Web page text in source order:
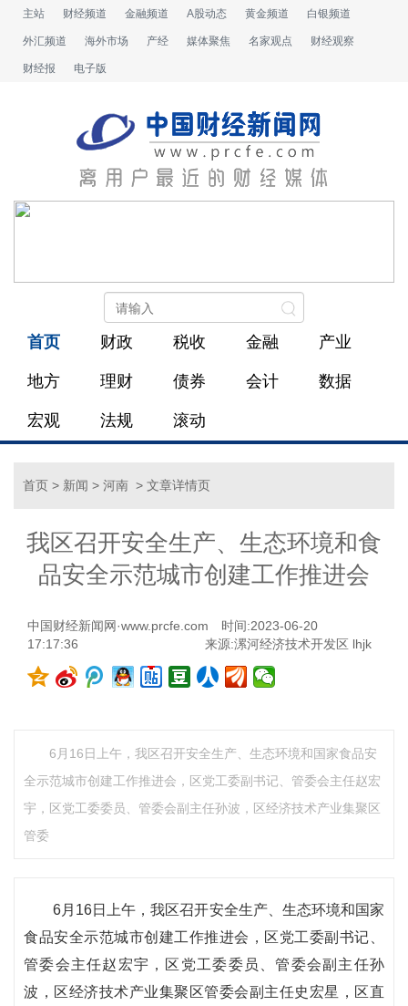
主站 财经频道 金融频道 A股动态 黄金频道 白银频道
外汇频道 海外市场 产经 媒体聚焦 名家观点 财经观察
财经报 电子版
首页 财政 税收 金融 产业
地方 理财 债券 会计 数据
宏观 法规 滚动
首页 > 新闻 > 河南 > 文章详情页
我区召开安全生产、生态环境和食
品安全示范城市创建工作推进会
中国财经新闻网·www.prcfe.com
时间:2023-06-20
17:17:36
来源:漯河经济技术开发区 lhjk
6月16日上午，我区召开安全生产、生态环境和国家食品安
全示范城市创建工作推进会，区党工委副书记、管委会主任赵宏
宇，区党工委委员、管委会副主任孙波，区经济技术产业集聚区
管委
6月16日上午，我区召开安全生产、生态环境和国家
食品安全示范城市创建工作推进会，区党工委副书记、
管委会主任赵宏宇，区党工委委员、管委会副主任孙
波，区经济技术产业集聚区管委会副主任史宏星，区直